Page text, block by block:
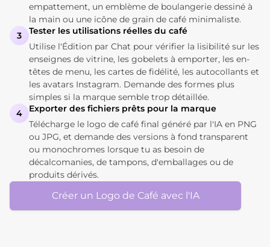
empattement, un emblème de boulangerie dessiné à
la main ou une icône de grain de café minimaliste.
3
Tester les utilisations réelles du café
Utilise l'Édition par Chat pour vérifier la lisibilité sur les
enseignes de vitrine, les gobelets à emporter, les en-
têtes de menu, les cartes de fidélité, les autocollants et
les avatars Instagram. Demande des formes plus
simples si la marque semble trop détaillée.
4
Exporter des fichiers prêts pour la marque
Télécharge le logo de café final généré par l'IA en PNG
ou JPG, et demande des versions à fond transparent
ou monochromes lorsque tu as besoin de
décalcomanies, de tampons, d'emballages ou de
produits dérivés.
Créer un Logo de Café avec l'IA